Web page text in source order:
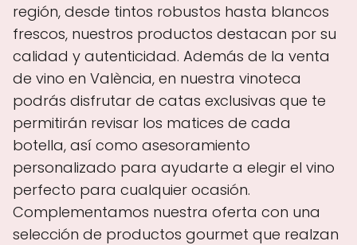
región, desde tintos robustos hasta blancos
frescos, nuestros productos destacan por su
calidad y autenticidad. Además de la venta
de vino en València, en nuestra vinoteca
podrás disfrutar de catas exclusivas que te
permitirán revisar los matices de cada
botella, así como asesoramiento
personalizado para ayudarte a elegir el vino
perfecto para cualquier ocasión.
Complementamos nuestra oferta con una
selección de productos gourmet que realzan